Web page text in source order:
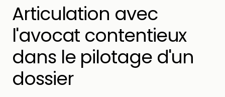
Articulation avec
l'avocat contentieux
dans le pilotage d'un
dossier